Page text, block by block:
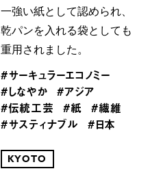
一強い紙として認められ、
乾パンを入れる袋としても
重用されました。
#サーキュラーエコノミー
#しなやか #アジア
#伝統工芸
#紙
#繊維
#サスティナブル
#日本
KYOTO